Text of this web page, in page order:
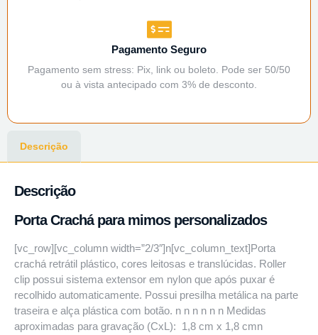
Pagamento Seguro
Pagamento sem stress: Pix, link ou boleto. Pode ser 50/50
ou à vista antecipado com 3% de desconto.
Descrição
Descrição
Porta Crachá para mimos personalizados
[vc_row][vc_column width=”2/3″]n[vc_column_text]Porta
crachá retrátil plástico, cores leitosas e translúcidas. Roller
clip possui sistema extensor em nylon que após puxar é
recolhido automaticamente. Possui presilha metálica na parte
traseira e alça plástica com botão. n n n n n n Medidas
aproximadas para gravação (CxL): 1,8 cm x 1,8 cmn